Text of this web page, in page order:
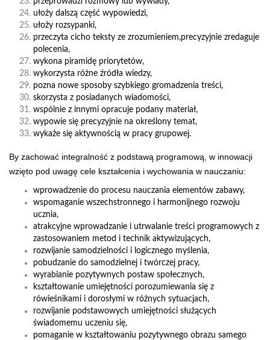
ułoży dalszą część wypowiedzi,
ułoży rozsypanki,
przeczyta cicho teksty ze zrozumieniem,precyzyjnie zredaguje
polecenia,
wykona piramidę priorytetów,
wykorzysta różne źródła wiedzy,
pozna nowe sposoby szybkiego gromadzenia treści,
skorzysta z posiadanych wiadomości,
wspólnie z innymi opracuje podany materiał,
wypowie się precyzyjnie na określony temat,
wykaże się aktywnością w pracy grupowej.
By zachować integralność z podstawą programową, w innowacji
wzięto pod uwagę cele kształcenia i wychowania w nauczaniu:
wprowadzenie do procesu nauczania elementów zabawy,
wspomaganie wszechstronnego i harmonijnego rozwoju
ucznia,
atrakcyjne wprowadzanie i utrwalanie treści programowych z
zastosowaniem metod i technik aktywizujących,
rozwijanie samodzielności i logicznego myślenia,
pobudzanie do samodzielnej i twórczej pracy,
wyrabianie pozytywnych postaw społecznych,
kształtowanie umiejętności porozumiewania się z
rówieśnikami i dorosłymi w różnych sytuacjach,
rozwijanie podstawowych umiejętności służących
świadomemu uczeniu się,
pomaganie w kształtowaniu pozytywnego obrazu samego